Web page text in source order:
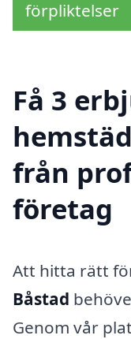
förpliktelser
Få 3
från
företag
Att hitta rätt
Båstad
Genom vår